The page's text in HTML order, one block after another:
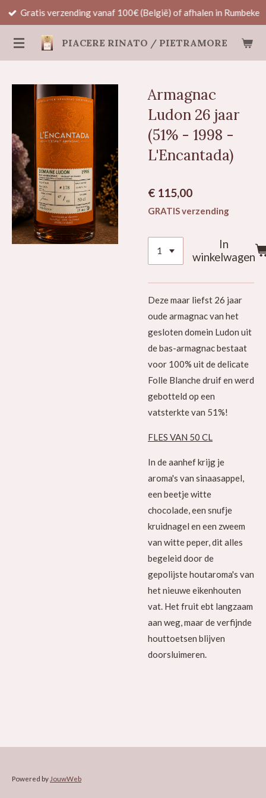
Ga
naar
de
PIACERE RINATO / PIETRAMORE
Gratis verzending vanaf 100€ (België) of afhalen in Rumbeke
Armagnac
Ludon 26 jaar
(51% - 1998 -
L'Encantada)
€ 115,00
GRATIS verzending
In
winkelwagen
Deze maar liefst 26 jaar
oude armagnac van het
gesloten domein Ludon uit
de bas-armagnac bestaat
voor 100% uit de delicate
Folle Blanche druif en werd
gebotteld op een
vatsterkte van 51%!
FLES VAN 50 CL
In de aanhef krijg je
aroma's van sinaasappel,
een beetje witte
chocolade, een snufje
kruidnagel en een zweem
van witte peper, dit alles
begeleid door de
gepolijste houtaroma's van
het nieuwe eikenhouten
vat. Het fruit ebt langzaam
aan weg, maar de verfijnde
houttoetsen blijven
doorsluimeren.
Powered by JouwWeb